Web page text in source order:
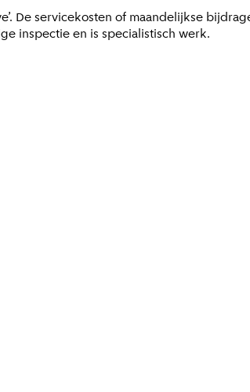
De servicekosten of maandelijkse
inspectie en is specialistisch werk.